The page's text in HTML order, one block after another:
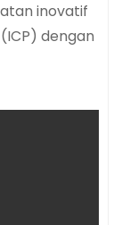
inovatif
dengan